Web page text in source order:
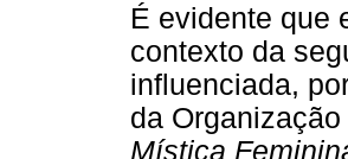
É evidente que
contexto da
influenciada,
da
Mística